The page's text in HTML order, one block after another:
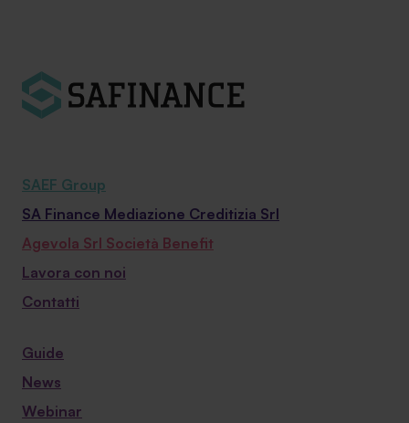
SAEF Group
SA Finance Mediazione Creditizia Srl
Agevola Srl Società Benefit
Lavora con noi
Contatti
Guide
News
Webinar